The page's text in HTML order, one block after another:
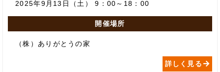
2025年9月13日（土） 9：00～18：00
開催場所
（株）ありがとうの家
詳しく見る